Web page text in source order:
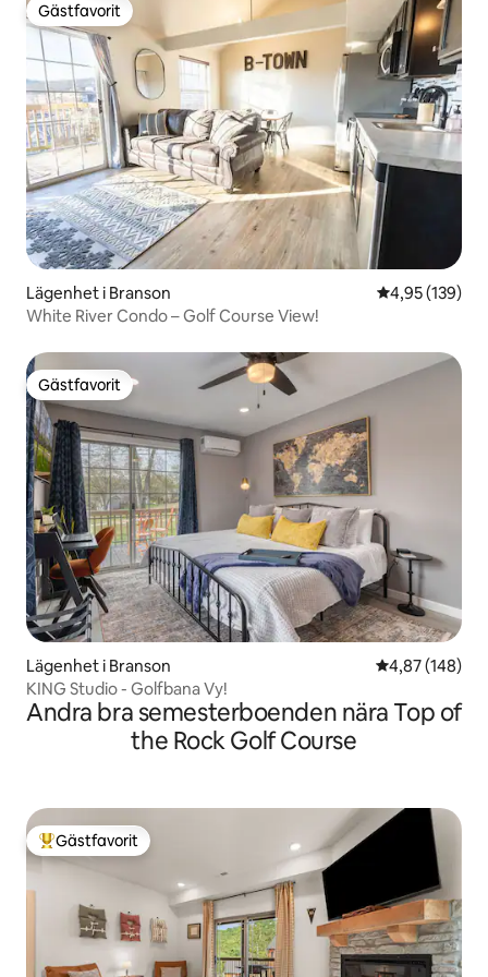
Gästfavorit
Gästfavorit
Lägenhet i Branson 4,95 av 5 i
4,95 (139)
White River Condo – Golf Course View!
Gästfavorit
Gästfavorit
Lägenhet i Branson 4,87 av 5 i
4,87 (148)
KING Studio - Golfbana Vy!
Andra bra semesterboenden nära Top of
the Rock Golf Course
Populär gästfavorit
Gästfavorit